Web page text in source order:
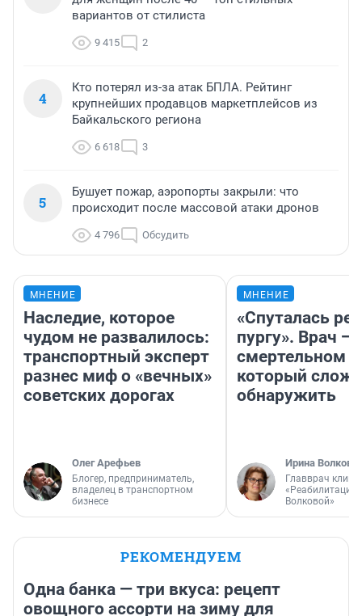
вариантов от стилиста
9 415 2
4
Кто потерял из-за атак БПЛА. Рейтинг
крупнейших продавцов маркетплейсов из
Байкальского региона
6 618 3
5
Бушует пожар, аэропорты закрыли: что
происходит после массовой атаки дронов
4 796 Обсудить
МНЕНИЕ
Наследие, которое
чудом не развалилось:
транспортный эксперт
разнес миф о «вечных»
советских дорогах
Олег Арефьев
Блогер, предприниматель,
владелец в транспортном
бизнесе
МНЕНИЕ
«Спуталась
пургу». Врач —
смертельном
который
обнаружить
Ирина Волкова
Главврач
«Реабилитация
Волковой»
РЕКОМЕНДУЕМ
Одна банка — три вкуса: рецепт
овощного ассорти на зиму для